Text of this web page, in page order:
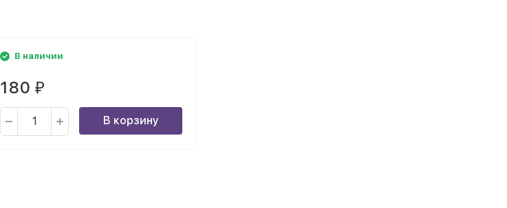
В наличии
180 ₽
В корзину